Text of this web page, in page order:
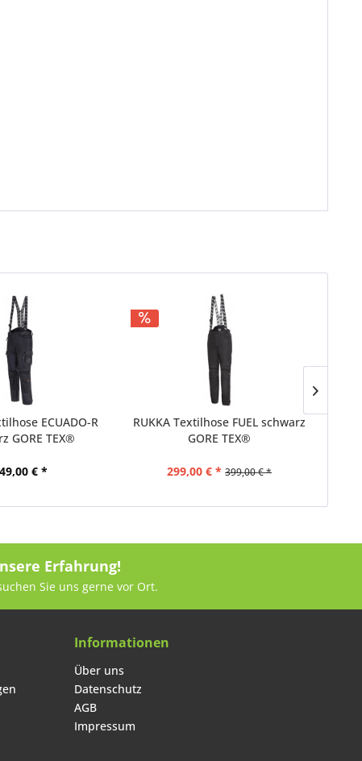
ECUADO-R
GORE TEX®
€ *
RUKKA Textilhose FUEL schwarz
GORE TEX®
299,00 € * 399,00 € *
Erfahrung!
Sie uns gerne vor Ort.
Informationen
Über uns
Datenschutz
AGB
Impressum